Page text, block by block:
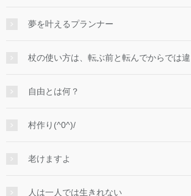
夢を叶えるプランナー
杖の使い方は、転ぶ前と転んでからでは違
自由とは何？
村作り(^0^)/
老けますよ
人は一人では生きれない